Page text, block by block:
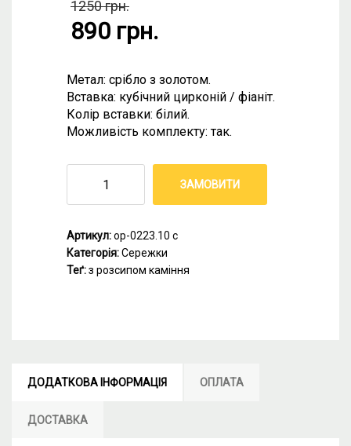
1250грн.
890 грн.
Метал: срібло з золотом.
Вставка: кубічний цирконій / фіаніт.
Колір вставки: білий.
Можливість комплекту: так.
ЗАМОВИТИ
Артикул:ор-0223.10 с
Категорія:Сережки
Теґ:з розсипом каміння
ДОДАТКОВА ІНФОРМАЦІЯ ОПЛАТА
ДОСТАВКА